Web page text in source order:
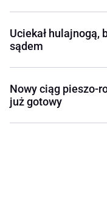
Uciekał hulajnogą,
sądem
Nowy ciąg pieszo-
już gotowy